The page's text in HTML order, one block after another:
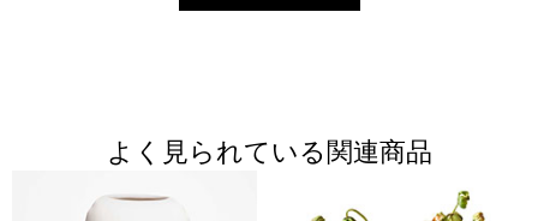
よく見られている関連商品